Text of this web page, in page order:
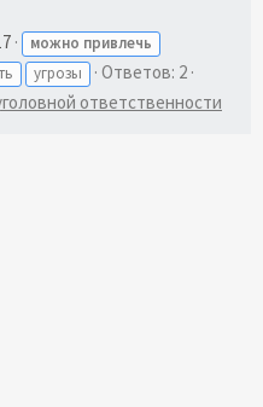
можно привлечь
угрозы
Ответов: 2
ответственности